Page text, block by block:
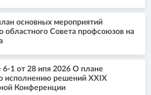
основных мероприятий
областного Совета профсоюзов на
6-1 от 28 ипя 2026 О плане
исполнению решений XXIX
Конференции